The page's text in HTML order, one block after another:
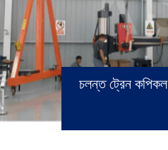
চলন্ত ট্রেন কপিকল